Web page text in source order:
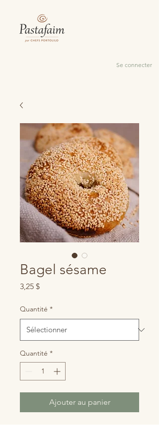
Se connecter
Bagel sésame
3,25 $Prix
Quantité *
Quantité *
Ajouter au panier